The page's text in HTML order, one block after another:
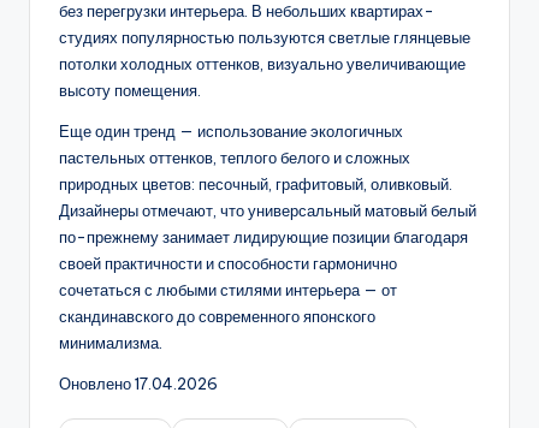
без перегрузки интерьера. В небольших квартирах-
студиях популярностью пользуются светлые глянцевые
потолки холодных оттенков, визуально увеличивающие
высоту помещения.
Еще один тренд — использование экологичных
пастельных оттенков, теплого белого и сложных
природных цветов: песочный, графитовый, оливковый.
Дизайнеры отмечают, что универсальный матовый белый
по-прежнему занимает лидирующие позиции благодаря
своей практичности и способности гармонично
сочетаться с любыми стилями интерьера — от
скандинавского до современного японского
минимализма.
Оновлено 17.04.2026